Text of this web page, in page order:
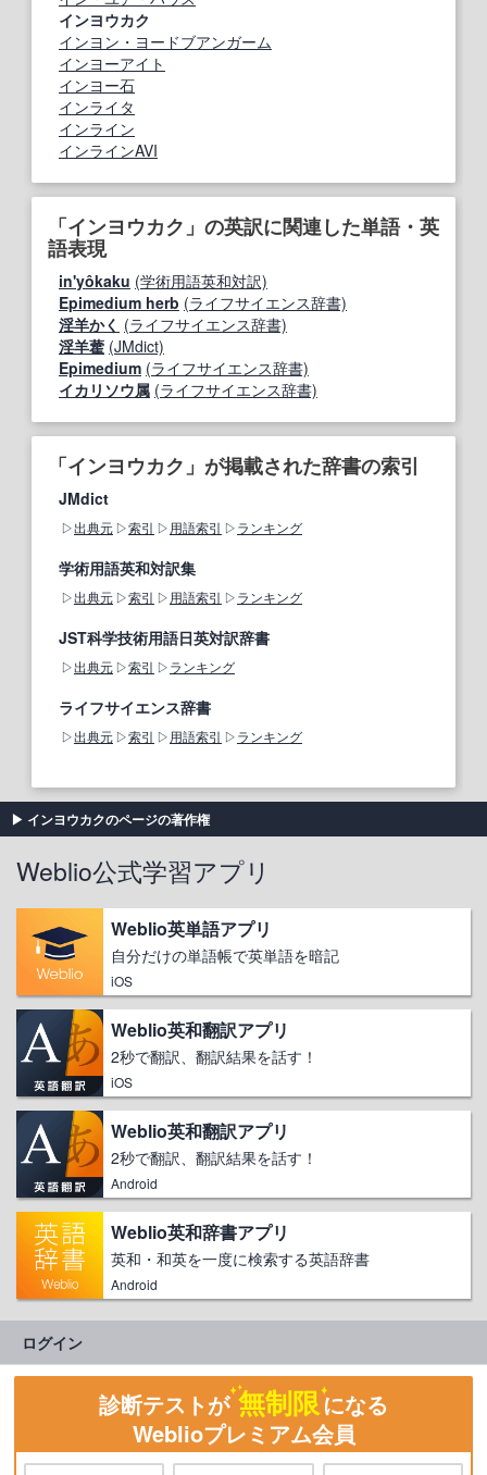
インヨウカク
インヨン・ヨードブアンガーム
インヨーアイト
インヨー石
インライタ
インライン
インラインAVI
「インヨウカク」の英訳に関連した単語・英
語表現
in'yôkaku (学術用語英和対訳)
Epimedium herb (ライフサイエンス辞書)
淫羊かく (ライフサイエンス辞書)
淫羊藿 (JMdict)
Epimedium (ライフサイエンス辞書)
イカリソウ属 (ライフサイエンス辞書)
「インヨウカク」が掲載された辞書の索引
JMdict
出典元 索引 用語索引 ランキング
学術用語英和対訳集
出典元 索引 用語索引 ランキング
JST科学技術用語日英対訳辞書
出典元 索引 ランキング
ライフサイエンス辞書
出典元 索引 用語索引 ランキング
インヨウカクのページの著作権
Weblio公式学習アプリ
Weblio英単語アプリ
自分だけの単語帳で英単語を暗記
iOS
Weblio英和翻訳アプリ
2秒で翻訳、翻訳結果を話す！
iOS
Weblio英和翻訳アプリ
2秒で翻訳、翻訳結果を話す！
Android
Weblio英和辞書アプリ
英和・和英を一度に検索する英語辞書
Android
ログイン
診断テストが 無制限になる
Weblioプレミアム会員